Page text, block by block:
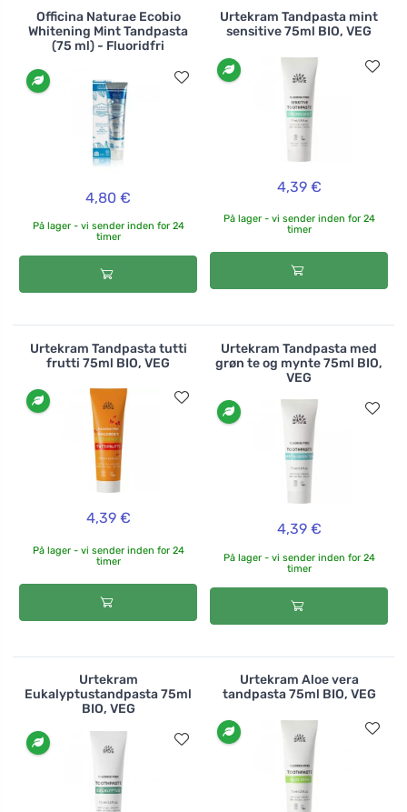
Officina Naturae Ecobio
Whitening Mint Tandpasta
(75 ml) - Fluoridfri
4,80 €
På lager - vi sender inden for 24
timer
Urtekram Tandpasta mint
sensitive 75ml BIO, VEG
4,39 €
På lager - vi sender inden for 24
timer
Urtekram Tandpasta tutti
frutti 75ml BIO, VEG
4,39 €
På lager - vi sender inden for 24
timer
Urtekram Tandpasta med
grøn te og mynte 75ml BIO,
VEG
4,39 €
På lager - vi sender inden for 24
timer
Urtekram
Eukalyptustandpasta 75ml
BIO, VEG
Urtekram Aloe vera
tandpasta 75ml BIO, VEG